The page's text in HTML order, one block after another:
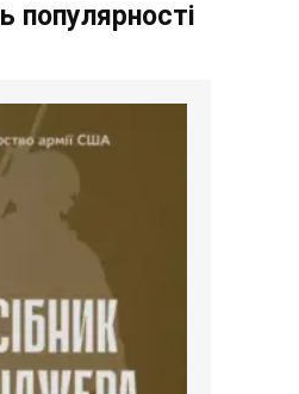
популярності